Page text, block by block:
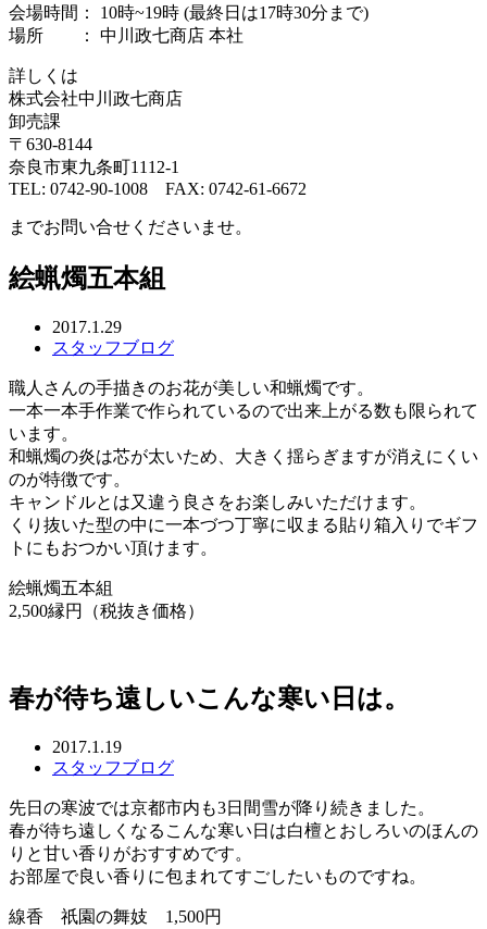
会場時間： 10時~19時 (最終日は17時30分まで)
場所 ： 中川政七商店 本社
詳しくは
株式会社中川政七商店
卸売課
〒630-8144
奈良市東九条町1112-1
TEL: 0742-90-1008 FAX: 0742-61-6672
までお問い合せくださいませ。
絵蝋燭五本組
2017.1.29
スタッフブログ
職人さんの手描きのお花が美しい和蝋燭です。
一本一本手作業で作られているので出来上がる数も限られて
います。
和蝋燭の炎は芯が太いため、大きく揺らぎますが消えにくい
のが特徴です。
キャンドルとは又違う良さをお楽しみいただけます。
くり抜いた型の中に一本づつ丁寧に収まる貼り箱入りでギフ
トにもおつかい頂けます。
絵蝋燭五本組
2,500縁円（税抜き価格）
春が待ち遠しいこんな寒い日は。
2017.1.19
スタッフブログ
先日の寒波では京都市内も3日間雪が降り続きました。
​春が待ち遠しくなるこんな寒い日は白檀とおしろいのほんの
りと甘い香りがおすすめです。
お部屋で良い香りに包まれてすごしたいものですね。
​線香 祇園の舞妓 1,500円